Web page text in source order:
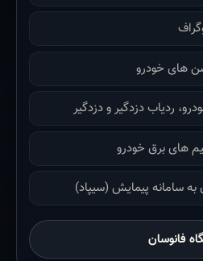
های خودرو
ردیاب دزدگیر و دزدگیر
های برق خودرو
سامانه پیمایش (سیپاد)
فانوسان